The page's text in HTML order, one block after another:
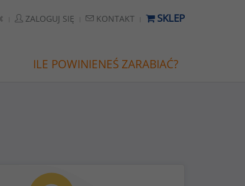
ZALOGUJ SIĘ KONTAKT SKLEP
ILE POWINIENEŚ ZARABIAĆ?